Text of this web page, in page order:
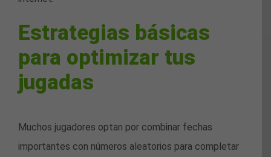
Estrategias básicas
para optimizar tus
jugadas
Muchos jugadores optan por combinar fechas
importantes con números aleatorios para completar